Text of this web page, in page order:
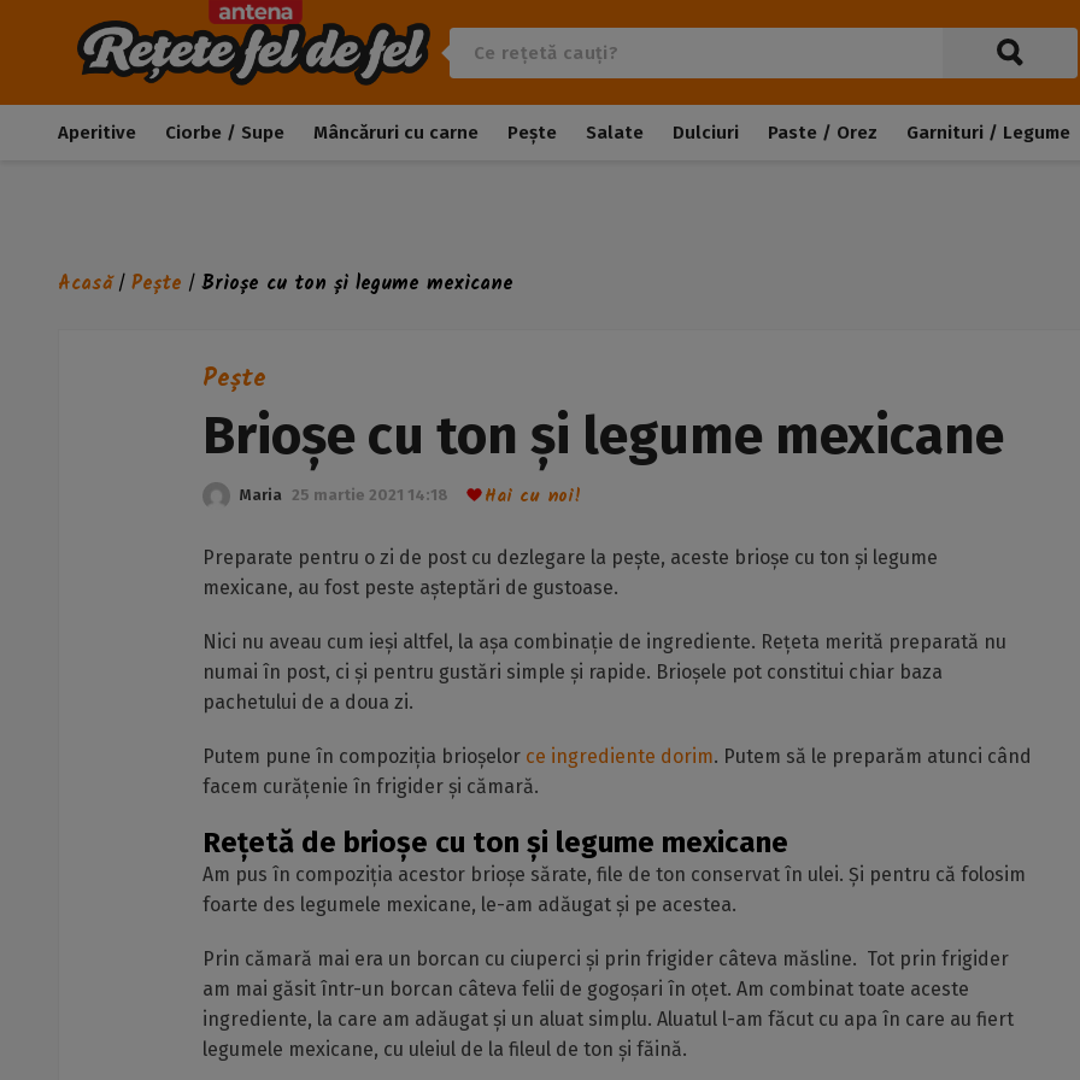
Aperitive Ciorbe / Supe Mâncăruri cu carne Pește Salate Dulciuri Paste / Orez Garnituri / Legume
Acasă/ Pește / Brioșe cu ton și legume mexicane
Pește
Brioșe cu ton și legume mexicane
Maria 25 martie 2021 14:18 Hai cu noi!
Preparate pentru o zi de post cu dezlegare la pește, aceste brioșe cu ton și legume
mexicane, au fost peste așteptări de gustoase.
Nici nu aveau cum ieși altfel, la așa combinație de ingrediente. Rețeta merită preparată nu
numai în post, ci și pentru gustări simple și rapide. Brioșele pot constitui chiar baza
pachetului de a doua zi.
Putem pune în compoziția brioșelor ce ingrediente dorim. Putem să le preparăm atunci când
facem curățenie în frigider și cămară.
Rețetă de brioșe cu ton și legume mexicane
Am pus în compoziția acestor brioșe sărate, file de ton conservat în ulei. Și pentru că folosim
foarte des legumele mexicane, le-am adăugat și pe acestea.
Prin cămară mai era un borcan cu ciuperci și prin frigider câteva măsline. Tot prin frigider
am mai găsit într-un borcan câteva felii de gogoșari în oțet. Am combinat toate aceste
ingrediente, la care am adăugat și un aluat simplu. Aluatul l-am făcut cu apa în care au fiert
legumele mexicane, cu uleiul de la fileul de ton și făină.